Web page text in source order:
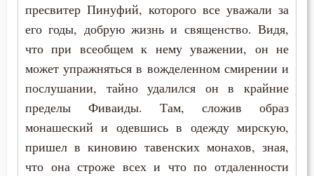
пресвитер Пинуфий, которого все уважали за
его годы, добрую жизнь и священство. Видя,
что при всеобщем к нему уважении, он не
может упражняться в вожделенном смирении и
послушании, тайно удалился он в крайние
пределы Фиваиды. Там, сложив образ
монашеский и одевшись в одежду мирскую,
пришел в киновию тавенских монахов, зная,
что она строже всех и что по отдаленности